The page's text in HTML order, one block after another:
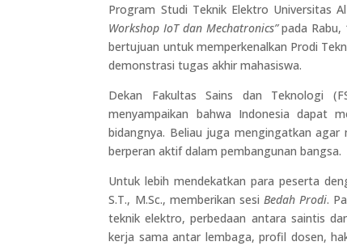
Program Studi Teknik Elektro Universitas
Workshop IoT dan Mechatronics”pada Rabu,
bertujuan untuk memperkenalkan Prodi
demonstrasi tugas akhir mahasiswa.
Dekan Fakultas Sains dan Teknologi
menyampaikan bahwa Indonesia dapat
bidangnya. Beliau juga mengingatkan
berperan aktif dalam pembangunan bangsa.
Untuk lebih mendekatkan para peserta
S.T., M.Sc., memberikan sesiBedah Prodi.
teknik elektro, perbedaan antara saintis
kerja sama antar lembaga, profil dosen,